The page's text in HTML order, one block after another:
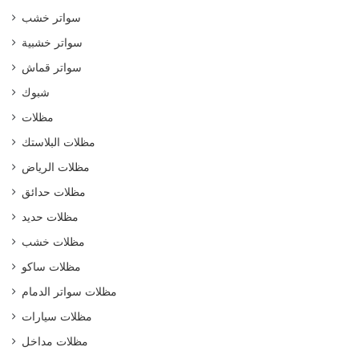
سواتر خشب
سواتر خشبية
سواتر قماش
شبوك
مظلات
مظلات البلاستك
مظلات الرياض
مظلات حدائق
مظلات حديد
مظلات خشب
مظلات ساكو
مظلات سواتر الدمام
مظلات سيارات
مظلات مداخل